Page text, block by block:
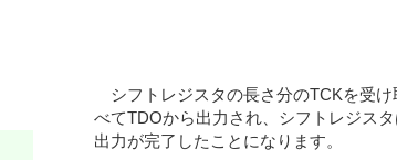
シフトレジスタの長さ分のTCKを受
べてTDOから出力され、シフトレジス
出力が完了したことになります。